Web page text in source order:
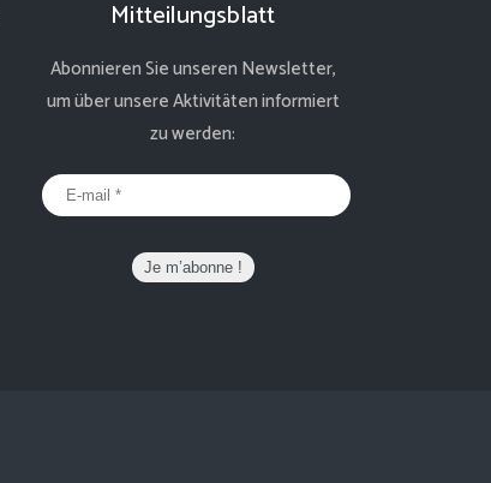
Mitteilungsblatt
Abonnieren Sie unseren Newsletter,
um über unsere Aktivitäten informiert
zu werden: